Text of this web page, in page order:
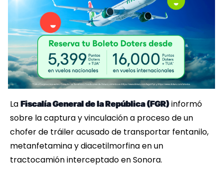
La Fiscalía General de la República (FGR) informó
sobre la captura y vinculación a proceso de un
chofer de tráiler acusado de transportar fentanilo,
metanfetamina y diacetilmorfina en un
tractocamión interceptado en Sonora.